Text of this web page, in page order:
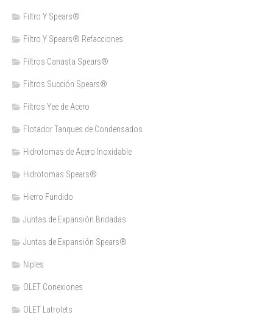
Filtro Y Spears®
Filtro Y Spears® Refacciones
Filtros Canasta Spears®
Filtros Succión Spears®
Filtros Yee de Acero
Flotador Tanques de Condensados
Hidrotomas de Acero Inoxidable
Hidrotomas Spears®
Hierro Fundido
Juntas de Expansión Bridadas
Juntas de Expansión Spears®
Niples
OLET Conexiones
OLET Latrolets